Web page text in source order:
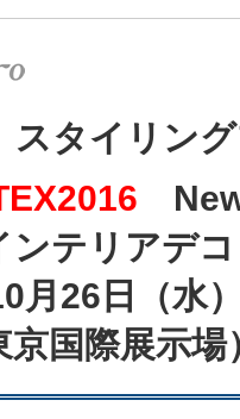
タイリン
ンテリアデ
月26日（水
京国際展示